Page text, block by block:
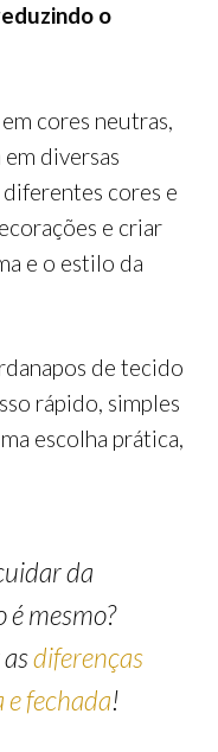
o
cores neutras,
diversas
cores e
e criar
e o estilo da
de tecido
rápido, simples
escolha prática,
da
é mesmo?
diferenças
fechada!